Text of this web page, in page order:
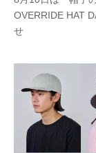
OVERRIDE HAT
せ